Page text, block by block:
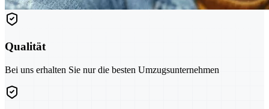
Qualität
Bei uns erhalten Sie nur die besten Umzugsunternehmen